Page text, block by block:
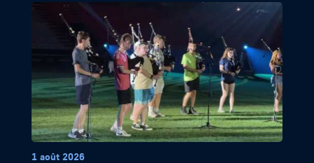
1 août 2026